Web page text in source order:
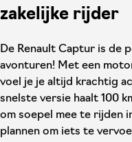
zakelijke rijder
De Renault Captur is de
avonturen! Met een
voel je je altijd krachtig
snelste versie haalt 100
om soepel mee te rijden
plannen om iets te